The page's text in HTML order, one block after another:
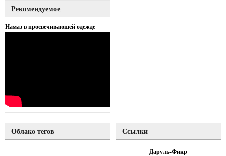
Рекомендуемое
Намаз в просвечивающей одежде
Облако тегов Ссылки
Даруль-Фикр